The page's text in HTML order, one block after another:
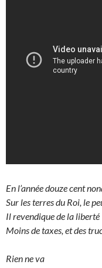
En l’année douze cent
Sur les terres du Roi, le
Il revendique de la liberté
Moins de taxes, et des
Rien ne va